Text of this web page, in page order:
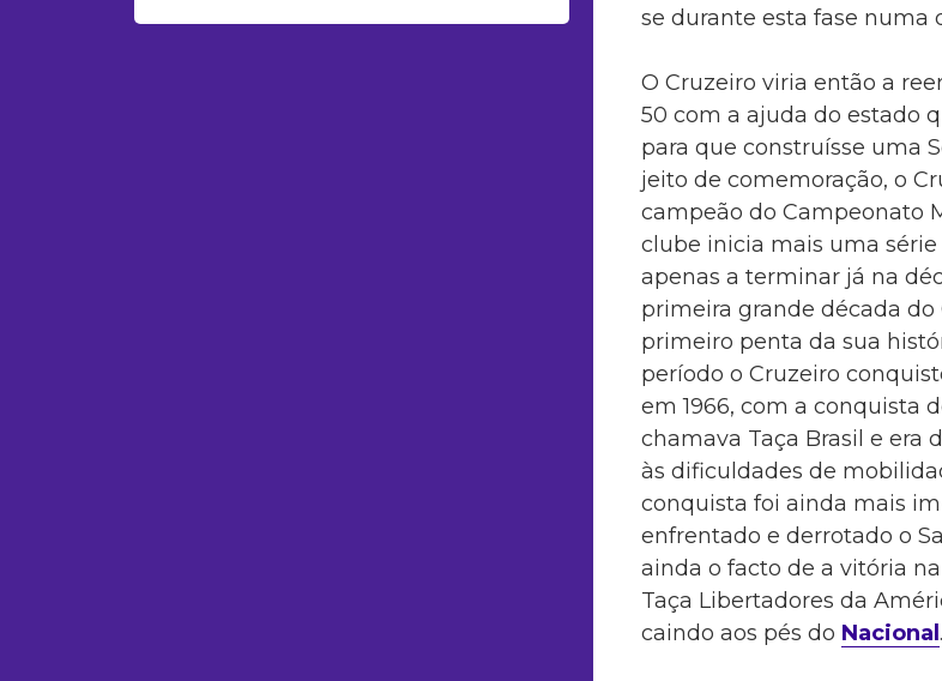
se durante esta fase numa
O Cruzeiro viria então a
50 com a ajuda do estado
para que construísse uma
jeito de comemoração, o
campeão do Campeonato
clube inicia mais uma
apenas a terminar já na
primeira grande década
primeiro penta da sua
período o Cruzeiro
em 1966, com a conquista
chamava Taça Brasil e
às dificuldades de
conquista foi ainda mais
enfrentado e derrotado o
ainda o facto de a vitória
Taça Libertadores da
caindo aos pés do Nacional.